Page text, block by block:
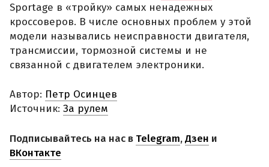
Sportage в «тройку» самых ненадежных
кроссоверов. В числе основных проблем у этой
модели назывались неисправности двигателя,
трансмиссии, тормозной системы и не
связанной с двигателем электроники.
Автор: Петр Осинцев
Источник: За рулем
Подписывайтесь на нас в Telegram,Дзен и
ВКонтакте